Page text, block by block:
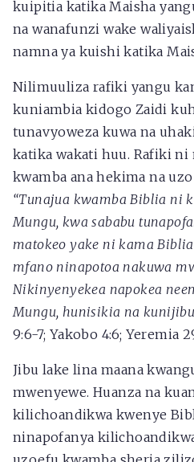
kuipitia katika Maisha
na wanafunzi wake
namna ya kuishi katika
Nilimuuliza rafiki yangu
kuniambia kidogo Zaidi
tunavyoweza kuwa na
katika wakati huu. Rafiki ni
kwamba ana hekima na
“Tunajua kwamba Biblia ni
Mungu, kwa sababu
matokeo yake ni kama
mfano ninapotoa nakuwa
Nikinyenyekea napokea
Mungu, hunisikia na
9:6-7; Yakobo 4:6; Yeremia
Jibu lake lina maana
mwenyewe. Huanza na
kilichoandikwa kwenye
ninapofanya